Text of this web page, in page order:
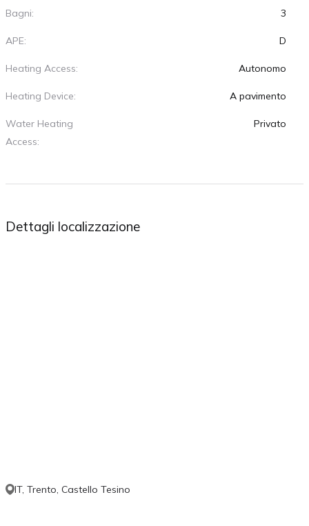
Bagni: 3
APE: D
Heating Access: Autonomo
Heating Device: A pavimento
Water Heating
Access:
Privato
Dettagli localizzazione
IT, Trento, Castello Tesino